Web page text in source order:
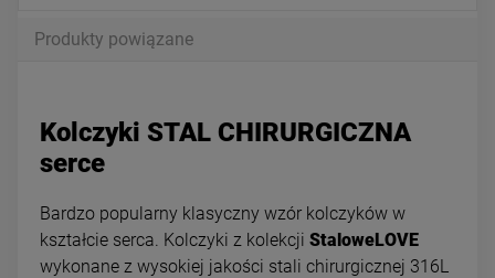
Produkty powiązane
Kolczyki STAL CHIRURGICZNA
serce
Bardzo popularny klasyczny wzór kolczyków w
kształcie serca. Kolczyki z kolekcji StaloweLOVE
wykonane z wysokiej jakości stali chirurgicznej 316L